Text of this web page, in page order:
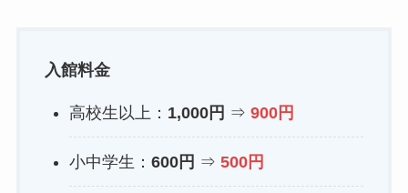
入館料金
高校生以上： 1,000円 ⇒ 900円
小中学生： 600円 ⇒ 500円